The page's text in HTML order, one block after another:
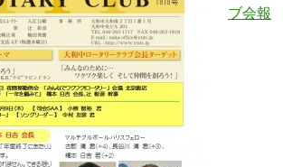
ブ会報